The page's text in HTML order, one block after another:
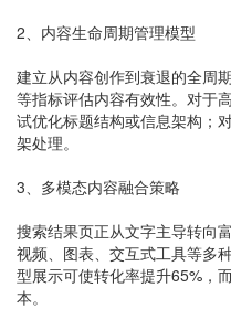
2、内容生命周期管理模型
建立从内容创作到衰退的全周
等指标评估内容有效性。对于
试优化标题结构或信息架构；
架处理。
3、多模态内容融合策略
搜索结果页正从文字主导转向
视频、图表、交互式工具等多
型展示可使转化率提升65%，
本。